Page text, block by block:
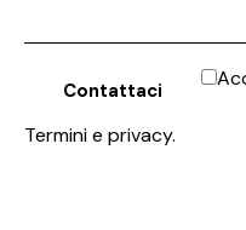
Termini e privacy.